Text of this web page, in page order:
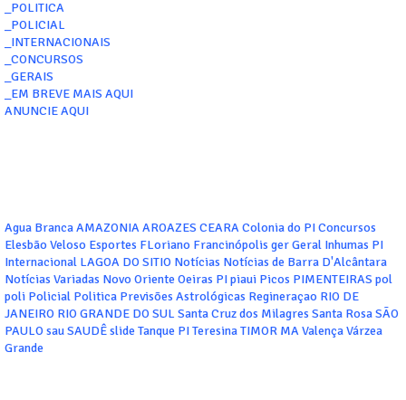
_POLITICA
_POLICIAL
_INTERNACIONAIS
_CONCURSOS
_GERAIS
_EM BREVE MAIS AQUI
ANUNCIE AQUI
Agua BrancaAMAZONIAAROAZES CEARAColonia do PIConcursos
Elesbão Veloso Esportes FLoriano Francinópolis gerGeral Inhumas PI
Internacional LAGOA DO SITIO Notícias Notícias de Barra D'Alcântara
Notícias Variadas Novo Oriente Oeiras PIpiaui Picos PIMENTEIRAS pol
poli Policial Politica Previsões Astrológicas Regineraçao RIO DE
JANEIRO RIO GRANDE DO SUL Santa Cruz dos Milagres Santa RosaSÃO
PAULOsauSAUDÊslide Tanque PITeresinaTIMOR MAValençaVárzea
Grande